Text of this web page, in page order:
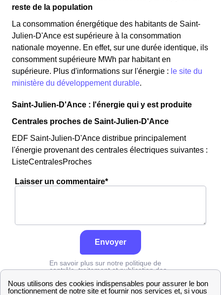
reste de la population
La consommation énergétique des habitants de Saint-
Julien-D'Ance est supérieure à la consommation
nationale moyenne. En effet, sur une durée identique, ils
consomment supérieure MWh par habitant en
supérieure. Plus d'informations sur l'énergie : le site du
ministère du développement durable.
Saint-Julien-D'Ance : l'énergie qui y est produite
Centrales proches de Saint-Julien-D'Ance
EDF Saint-Julien-D'Ance distribue principalement
l'énergie provenant des centrales électriques suivantes :
ListeCentralesProches
Laisser un commentaire*
Envoyer
En savoir plus sur notre politique de
contrôle, traitement et publication des